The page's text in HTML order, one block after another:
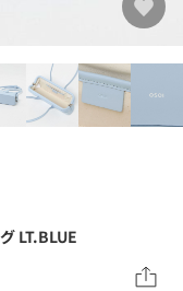
LT.BLUE